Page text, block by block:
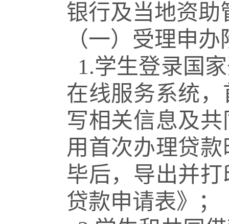
银行及当地资助
（一）受理申办
1.学生登录国
在线服务系统
写相关信息及
用首次办理贷
毕后，导出并
贷款申请表》；